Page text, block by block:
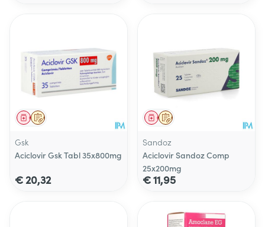
Op voorschrift
Geneesmiddel
Gsk
Aciclovir Gsk Tabl 35x800mg
€ 20,32
Op voorschrift
Geneesmiddel
Sandoz
Aciclovir Sandoz Comp
25x200mg
€ 11,95